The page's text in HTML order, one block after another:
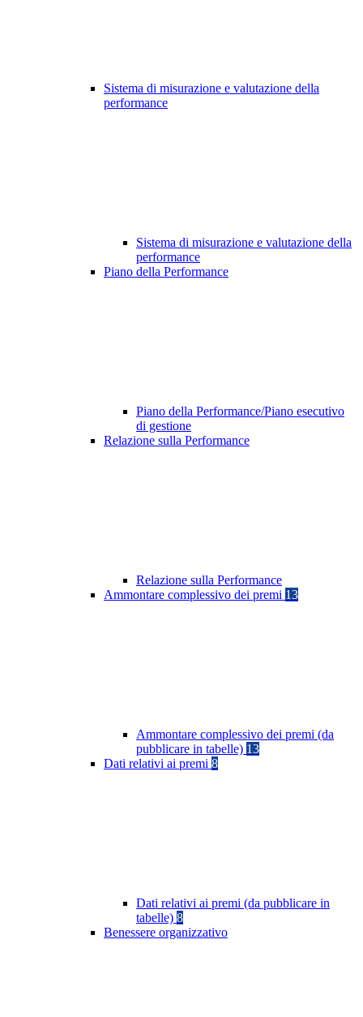
Sistema di misurazione e valutazione della
performance
Sistema di misurazione e valutazione della
performance
Piano della Performance
Piano della Performance/Piano esecutivo
di gestione
Relazione sulla Performance
Relazione sulla Performance
Ammontare complessivo dei premi 13
Ammontare complessivo dei premi (da
pubblicare in tabelle) 13
Dati relativi ai premi 8
Dati relativi ai premi (da pubblicare in
tabelle) 8
Benessere organizzativo